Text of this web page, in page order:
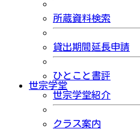
所蔵資料検索
貸出期間延長申請
ひとこと書評
世宗学堂
世宗学堂紹介
クラス案内